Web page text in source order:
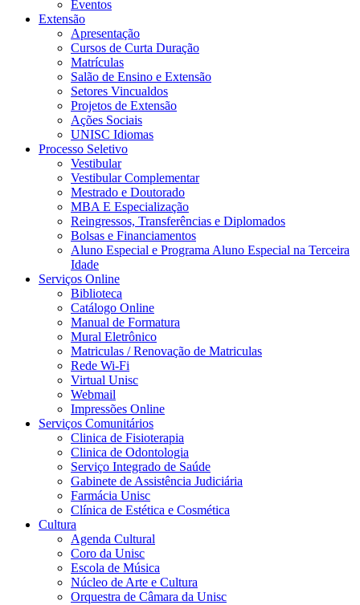
Eventos
Extensão
Apresentação
Cursos de Curta Duração
Matrículas
Salão de Ensino e Extensão
Setores Vincualdos
Projetos de Extensão
Ações Sociais
UNISC Idiomas
Processo Seletivo
Vestibular
Vestibular Complementar
Mestrado e Doutorado
MBA E Especialização
Reingressos, Transferências e Diplomados
Bolsas e Financiamentos
Aluno Especial e Programa Aluno Especial na Terceira
Idade
Serviços Online
Biblioteca
Catálogo Online
Manual de Formatura
Mural Eletrônico
Matriculas / Renovação de Matriculas
Rede Wi-Fi
Virtual Unisc
Webmail
Impressões Online
Serviços Comunitários
Clinica de Fisioterapia
Clinica de Odontologia
Serviço Integrado de Saúde
Gabinete de Assistência Judiciária
Farmácia Unisc
Clínica de Estética e Cosmética
Cultura
Agenda Cultural
Coro da Unisc
Escola de Música
Núcleo de Arte e Cultura
Orquestra de Câmara da Unisc